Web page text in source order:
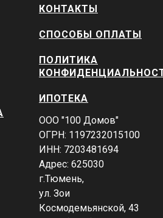
КОНТАКТЫ
СПОСОБЫ ОПЛАТЫ
ПОЛИТИКА
ИПОТЕКА
ООО "100 Домов"
ОГРН: 1197232015100
ИНН: 7203481694
Адрес: 625030
г.Тюмень,
ул. Зои
Космодемьянской, 43